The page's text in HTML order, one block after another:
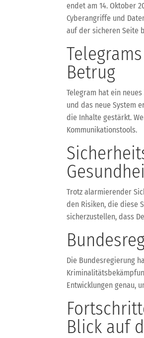
endet am 14. Oktober
Cyberangriffe und
auf der sicheren Seite
Betrug
Telegram hat ein
und das neue System
die Inhalte gestärkt.
Kommunikationstools.
Trotz alarmierender
den Risiken, die diese
sicherzustellen, dass
Die Bundesregierung
Entwicklungen genau,
Blick auf